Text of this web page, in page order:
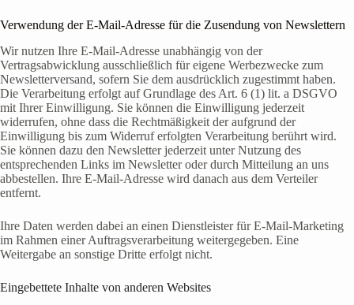
Verwendung der E-Mail-Adresse für die Zusendung von Newslettern
Wir nutzen Ihre E-Mail-Adresse unabhängig von der
Vertragsabwicklung ausschließlich für eigene Werbezwecke zum
Newsletterversand, sofern Sie dem ausdrücklich zugestimmt haben.
Die Verarbeitung erfolgt auf Grundlage des Art. 6 (1) lit. a DSGVO
mit Ihrer Einwilligung. Sie können die Einwilligung jederzeit
widerrufen, ohne dass die Rechtmäßigkeit der aufgrund der
Einwilligung bis zum Widerruf erfolgten Verarbeitung berührt wird.
Sie können dazu den Newsletter jederzeit unter Nutzung des
entsprechenden Links im Newsletter oder durch Mitteilung an uns
abbestellen. Ihre E-Mail-Adresse wird danach aus dem Verteiler
entfernt.
Ihre Daten werden dabei an einen Dienstleister für E-Mail-Marketing
im Rahmen einer Auftragsverarbeitung weitergegeben. Eine
Weitergabe an sonstige Dritte erfolgt nicht.
Eingebettete Inhalte von anderen Websites